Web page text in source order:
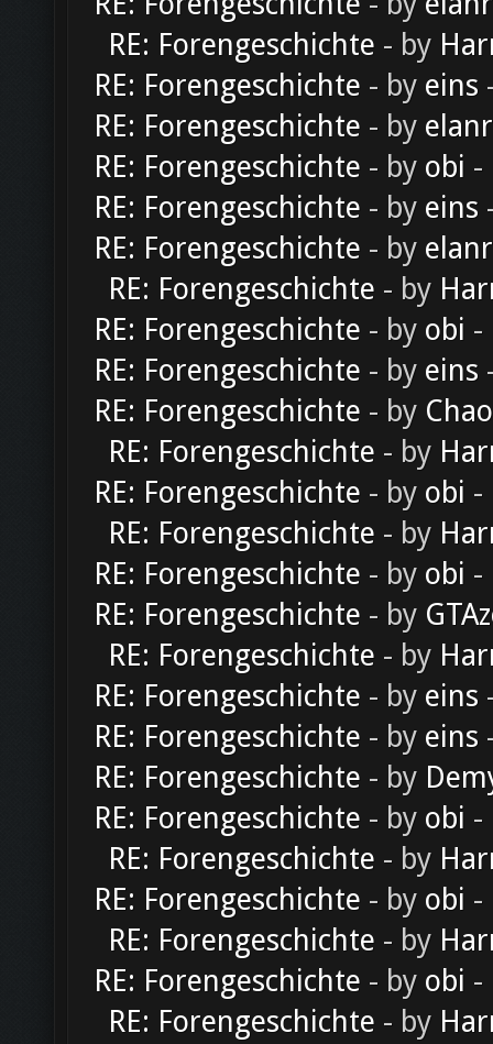
RE: Forengeschichte - by
RE: Forengeschichte - by eins
RE: Forengeschichte - by
RE: Forengeschichte - by obi -
RE: Forengeschichte - by eins
RE: Forengeschichte - by
RE: Forengeschichte - by
RE: Forengeschichte - by obi -
RE: Forengeschichte - by eins
RE: Forengeschichte - by
RE: Forengeschichte - by
RE: Forengeschichte - by obi -
RE: Forengeschichte - by
RE: Forengeschichte - by obi -
RE: Forengeschichte - by
RE: Forengeschichte - by
RE: Forengeschichte - by eins
RE: Forengeschichte - by eins
RE: Forengeschichte - by
RE: Forengeschichte - by obi -
RE: Forengeschichte - by
RE: Forengeschichte - by obi -
RE: Forengeschichte - by
RE: Forengeschichte - by obi -
RE: Forengeschichte - by